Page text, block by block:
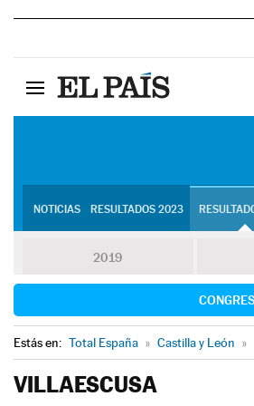
NOTICIAS RESULTADOS 2023
2019
Estás en: Total España » Castilla y León »
VILLAESCUSA